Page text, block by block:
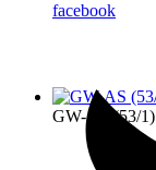
GW-AS (53/1)
facebook